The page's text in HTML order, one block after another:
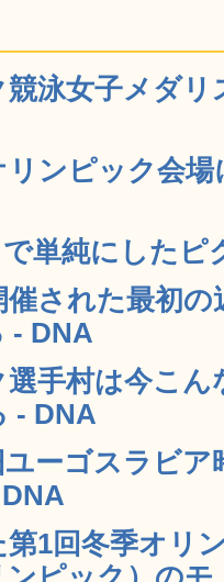
泳女子メダ
ンピック会
単純にしたピ
催された最初
- DNA
手村は今こ
- DNA
ーゴスラビ
1回冬季オリ